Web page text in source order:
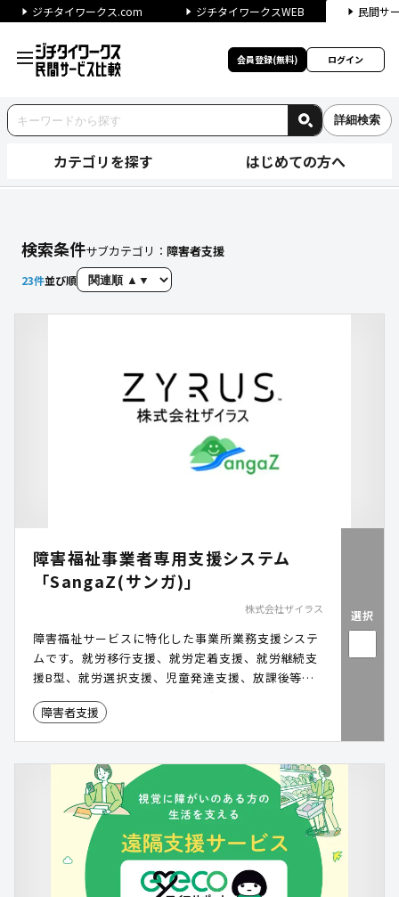
ジチタイワークス.com ジチタイワークスWEB 民間サ
会員登録(無料) ログイン
詳細検索
カテゴリを探す はじめての方へ
検索条件サブカテゴリ： 障害者支援
23件並び順
障害福祉事業者専用支援システム
「SangaZ(サンガ)」
株式会社ザイラス
障害福祉サービスに特化した事業所業務支援システ
ムです。就労移行支援、就労定着支援、就労継続支
援B型、就労選択支援、児童発達支援、放課後等デ
イサービスの6つのサービスに対応しております。
障害者支援
選択